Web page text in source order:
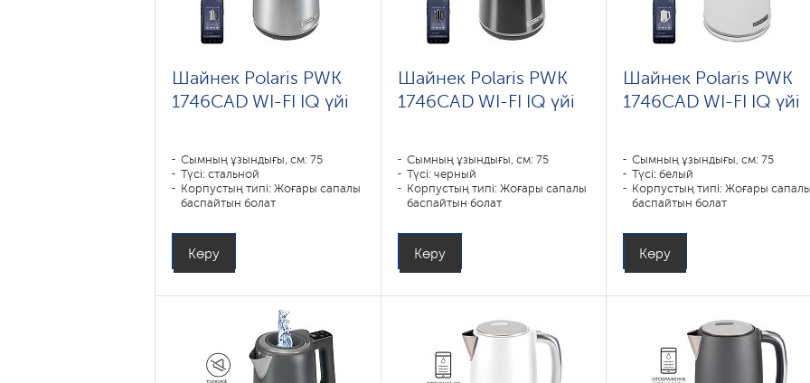
Шайнек Polaris PWK
1746CAD WI-FI IQ үйі
Сымның ұзындығы, см: 75
Түсі: стальной
Корпустың типі: Жоғары сапалы
баспайтын болат
Қуаты, Вт: 1850-2200
Көру
Шайнек Polaris PWK
1746CAD WI-FI IQ үйі
Сымның ұзындығы, см: 75
Түсі: черный
Корпустың типі: Жоғары сапалы
баспайтын болат
Қуаты, Вт: 1850-2200
Көру
Шайнек Polaris PWK
1746CAD WI-FI IQ үйі
Сымның ұзындығы, см: 75
Түсі: белый
Корпустың типі: Жоғары
баспайтын болат
Қуаты, Вт: 1850-2200
Көру